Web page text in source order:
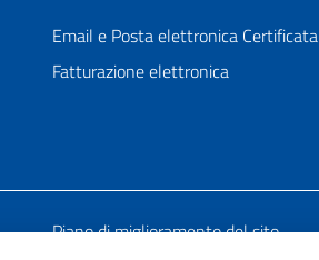
Email e Posta elettronica Certificata
Fatturazione elettronica
Piano di miglioramento del sito